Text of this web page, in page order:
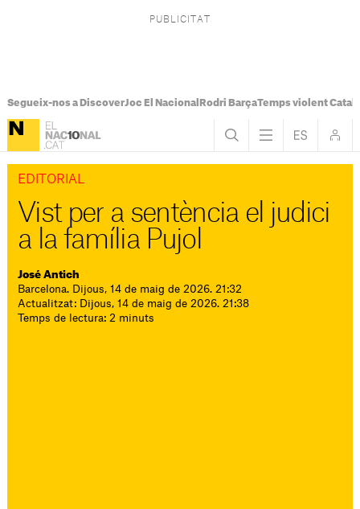
Segueix-nos a DiscoverJoc El Nacional Rodri BarçaTemps violent
EDITORIAL
Vist per a sentència el judici
a la família Pujol
José Antich
Barcelona. Dijous, 14 de maig de 2026. 21:32
Actualitzat: Dijous, 14 de maig de 2026. 21:38
Temps de lectura: 2 minuts